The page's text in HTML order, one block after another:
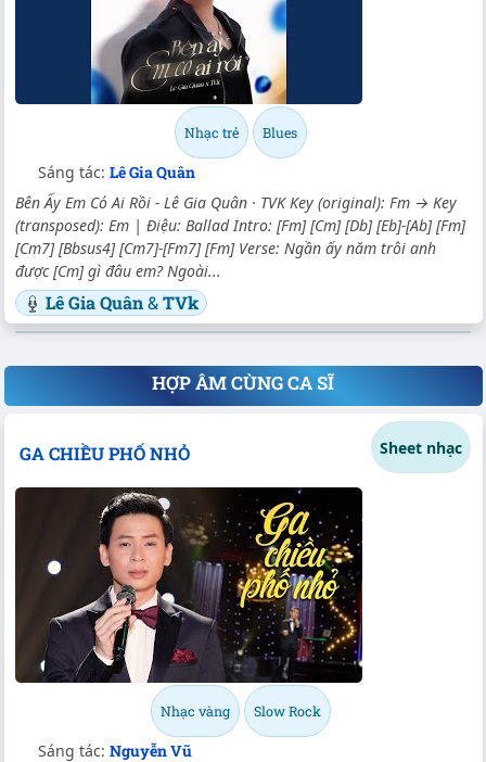
Nhạc trẻ Blues
Sáng tác: Lê Gia Quân
Bên Ấy Em Có Ai Rồi - Lê Gia Quân · TVK Key (original): Fm → Key
(transposed): Em | Điệu: Ballad Intro: [Fm] [Cm] [Db] [Eb]-[Ab] [Fm]
[Cm7] [Bbsus4] [Cm7]-[Fm7] [Fm] Verse: Ngần ấy năm trôi anh
được [Cm] gì đâu em? Ngoài...
Lê Gia Quân&TVk
HỢP ÂM CÙNG CA SĨ
GA CHIỀU PHỐ NHỎ Sheet nhạc
Nhạc vàng Slow Rock
Sáng tác: Nguyễn Vũ